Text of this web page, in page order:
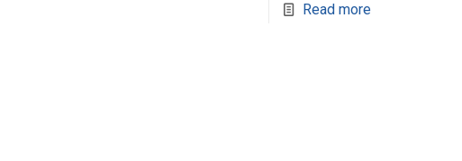
Read more